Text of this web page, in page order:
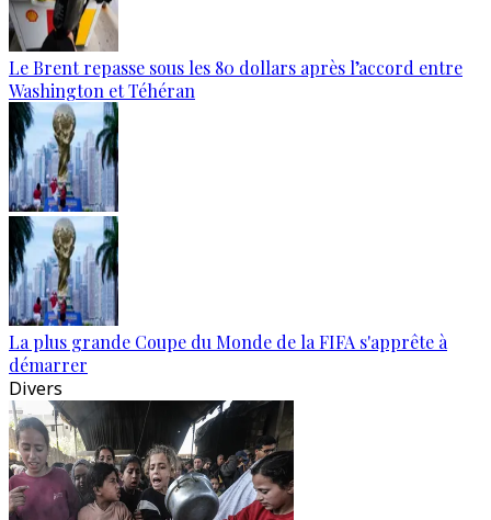
Le Brent repasse sous les 80 dollars après l’accord entre
Washington et Téhéran
La plus grande Coupe du Monde de la FIFA s'apprête à
démarrer
Divers